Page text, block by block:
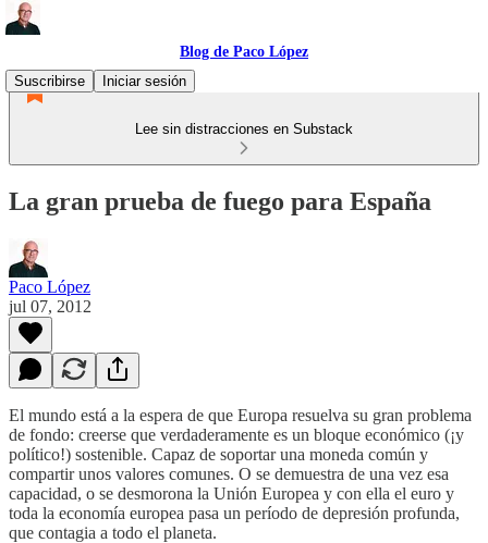
Blog de Paco López
Suscribirse
Iniciar sesión
Lee sin distracciones en Substack
La gran prueba de fuego para España
Paco López
jul 07, 2012
El mundo está a la espera de que Europa resuelva su gran problema
de fondo: creerse que verdaderamente es un bloque económico (¡y
político!) sostenible. Capaz de soportar una moneda común y
compartir unos valores comunes. O se demuestra de una vez esa
capacidad, o se desmorona la Unión Europea y con ella el euro y
toda la economía europea pasa un período de depresión profunda,
que contagia a todo el planeta.